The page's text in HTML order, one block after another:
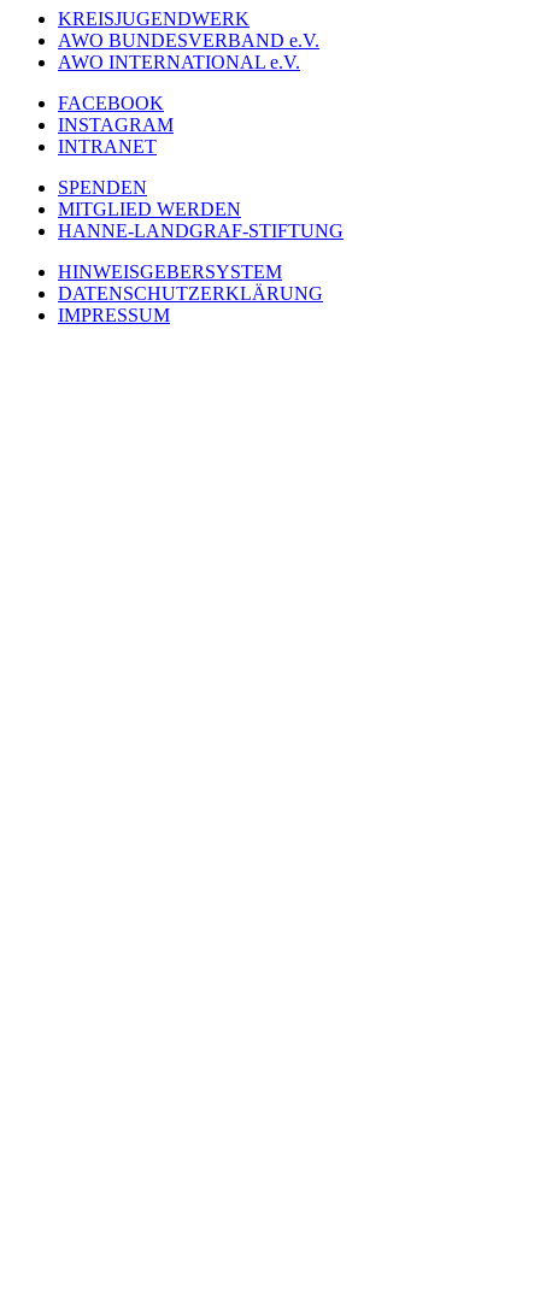
Facebook
Reddit
LinkedIn
Pinterest
Mail
KREISJUGENDWERK
AWO BUNDESVERBAND e.V.
AWO INTERNATIONAL e.V.
FACEBOOK
INSTAGRAM
INTRANET
SPENDEN
MITGLIED WERDEN
HANNE-LANDGRAF-STIFTUNG
HINWEISGEBERSYSTEM
DATENSCHUTZERKLÄRUNG
IMPRESSUM